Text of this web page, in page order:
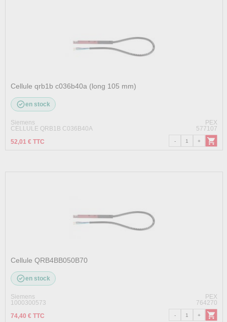
Cellule qrb1b c036b40a (long 105 mm)
en stock
Siemens
PEX
CELLULE QRB1B C036B40A
577107
52,01 € TTC
Cellule QRB4BB050B70
en stock
Siemens
PEX
1000300573
764270
74,40 € TTC